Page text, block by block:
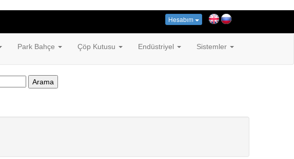
Hesabım
Park Bahçe Çöp Kutusu Endüstriyel Sistemler
Arama